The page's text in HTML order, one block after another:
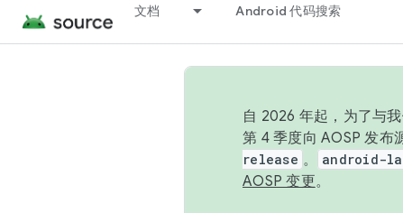
文档 Android 代码搜索
自 2026 年起，为了与
第 4 季度向 AOSP 发布
release 。 android-
AOSP 变更。